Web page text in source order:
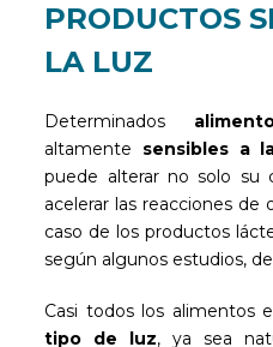
PRODUCTOS
LA LUZ
Determinados
altamente sensibles a
puede alterar no solo su
acelerar las reacciones de
caso de los productos
según algunos estudios,
Casi todos los alimentos
tipo de luz, ya sea